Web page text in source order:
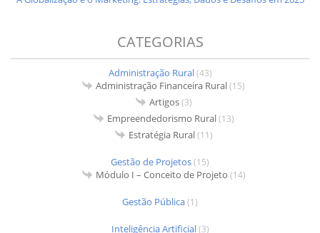
CATEGORIAS
Administração Rural(43)
Administração Financeira Rural(15)
Artigos(3)
Empreendedorismo Rural(13)
Estratégia Rural(11)
Gestão de Projetos(15)
Módulo I – Conceito de Projeto (14)
Gestão Pública(1)
Inteligência Artificial(3)